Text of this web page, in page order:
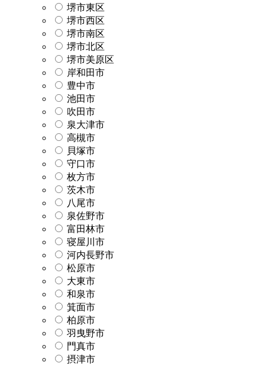
堺市東区
堺市西区
堺市南区
堺市北区
堺市美原区
岸和田市
豊中市
池田市
吹田市
泉大津市
高槻市
貝塚市
守口市
枚方市
茨木市
八尾市
泉佐野市
富田林市
寝屋川市
河内長野市
松原市
大東市
和泉市
箕面市
柏原市
羽曳野市
門真市
摂津市